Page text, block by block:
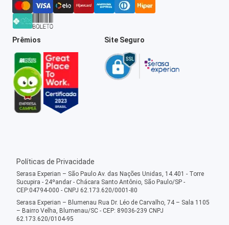
Prêmios Site Seguro
Políticas de Privacidade
Serasa Experian – São Paulo Av. das Nações Unidas, 14.401 - Torre
Sucupira - 24ºandar - Chácara Santo Antônio, São Paulo/SP -
CEP:04794-000 - CNPJ 62.173.620/0001-80
Serasa Experian – Blumenau Rua Dr. Léo de Carvalho, 74 – Sala 1105
– Bairro Velha, Blumenau/SC - CEP: 89036-239 CNPJ
62.173.620/0104-95